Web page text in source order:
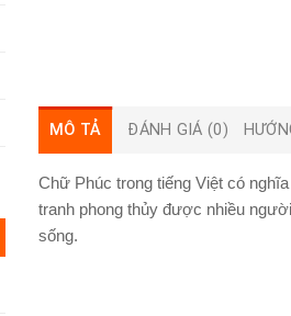
MÔ TẢ ĐÁNH GIÁ (0)
Chữ Phúc trong tiếng Việt có
tranh phong thủy được nhiều
sống.